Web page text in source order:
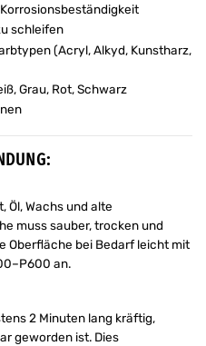
schleifen
(Acryl, Alkyd, Kunstharz,
Grau, Rot, Schwarz
Öl, Wachs und alte
muss sauber, trocken und
Oberfläche bei Bedarf leicht mit
an.
2 Minuten lang kräftig,
geworden ist. Dies